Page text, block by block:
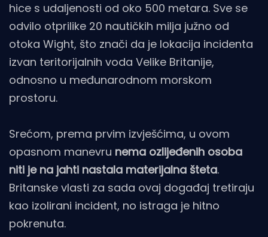
hice s udaljenosti od oko 500 metara. Sve se
odvilo otprilike 20 nautičkih milja južno od
otoka Wight, što znači da je lokacija incidenta
izvan teritorijalnih voda Velike Britanije,
odnosno u međunarodnom morskom
prostoru.
Srećom, prema prvim izvješćima, u ovom
opasnom manevru nema ozlijeđenih osoba
niti je na jahti nastala materijalna šteta.
Britanske vlasti za sada ovaj događaj tretiraju
kao izolirani incident, no istraga je hitno
pokrenuta.